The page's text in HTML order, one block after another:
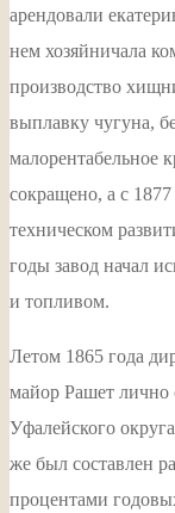
арендовали
нем хозяйничала
производство
выплавку чугуна,
малорентабельное
сокращено, а с
техническом
годы завод начал
и топливом.
Летом 1865 года
майор Рашет лично
Уфалейского
же был составлен
процентами